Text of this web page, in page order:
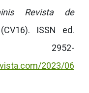
Revista de
(CV16). ISSN ed.
2952-
2023/06